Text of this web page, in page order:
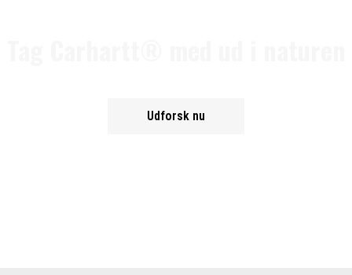
Udforsk nu